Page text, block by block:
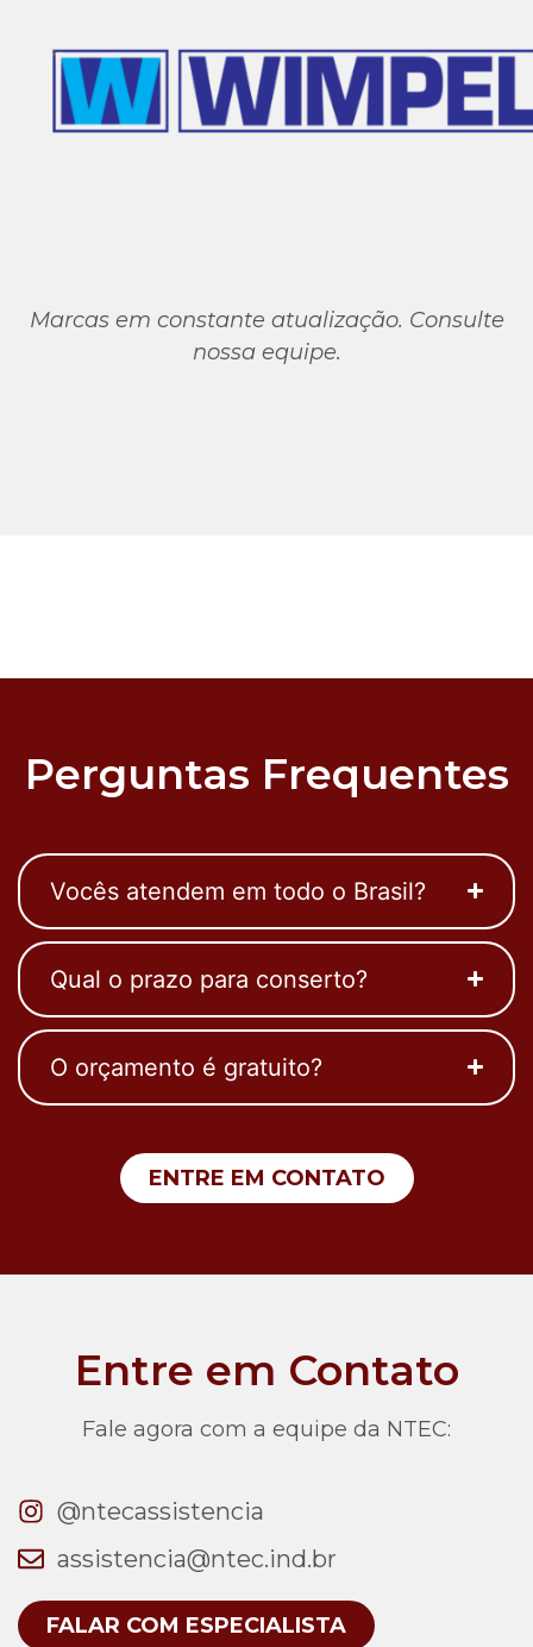
Marcas em constante atualização. Consulte
nossa equipe.
Perguntas Frequentes
Vocês atendem em todo o Brasil?
Qual o prazo para conserto?
O orçamento é gratuito?
ENTRE EM CONTATO
Entre em Contato
Fale agora com a equipe da NTEC:
@ntecassistencia
assistencia@ntec.ind.br
FALAR COM ESPECIALISTA